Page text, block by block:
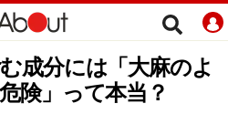
成分には「大麻のよ
険」って本当？